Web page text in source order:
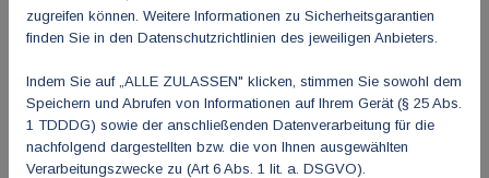
Kassenärztinnen und -ärzte erhoben – und blenden dabei auch
noch bewusst aus, dass Arztpraxen außerhalb ihrer
Kassenzulassung als freie Wirtschaftsbetriebe arbeiten“, erklärt
Heinrich weiter. „Wie Ärztinnen und Ärzte ihre Praxis außerhalb
ihrer kassenärztlichen Verpflichtung führen, welches Zeitbudget
sie wofür aufwenden und welche unternehmerischen
zugreifen können. Weitere Informationen zu Sicherheitsgarantien
finden Sie in den Datenschutzrichtlinien des jeweiligen Anbieters.
Indem Sie auf „ALLE ZULASSEN" klicken, stimmen Sie sowohl dem
Speichern und Abrufen von Informationen auf Ihrem Gerät (§ 25 Abs.
1 TDDDG) sowie der anschließenden Datenverarbeitung für die
nachfolgend dargestellten bzw. die von Ihnen ausgewählten
Verarbeitungszwecke zu (Art 6 Abs. 1 lit. a. DSGVO).